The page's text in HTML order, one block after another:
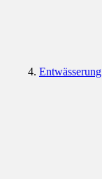
Entwässerung